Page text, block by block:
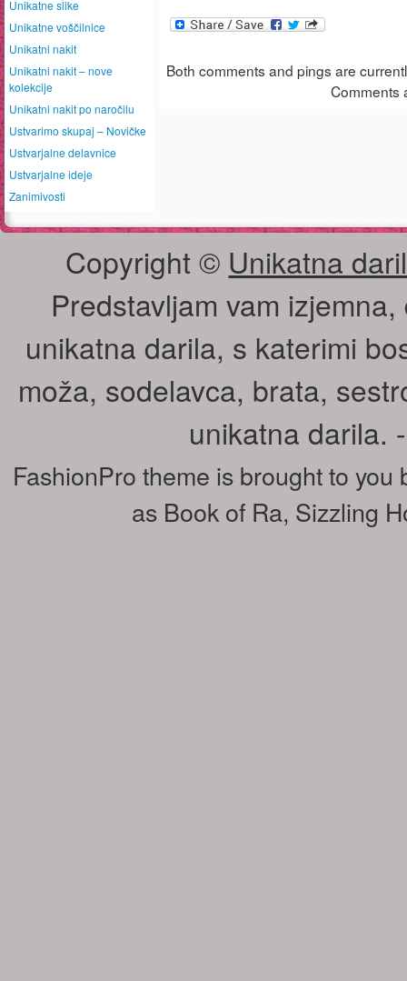
Unikatne slike
Unikatne voščilnice
Unikatni nakit
Unikatni nakit – nove
kolekcije
Unikatni nakit po naročilu
Ustvarimo skupaj – Novičke
Ustvarjalne delavnice
Ustvarjalne ideje
Zanimivosti
Both comments and pings are
Comments
Copyright © Unikatna
Predstavljam vam
unikatna darila, s katerimi
moža, sodelavca, brata,
unikatna darila.
FashionPro theme is brought to
as Book of Ra, Sizzling